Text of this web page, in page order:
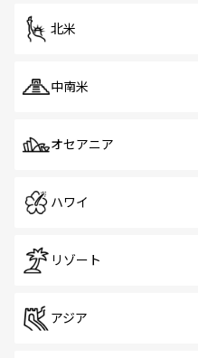
北米
中南米
オセアニア
ハワイ
リゾート
アジア